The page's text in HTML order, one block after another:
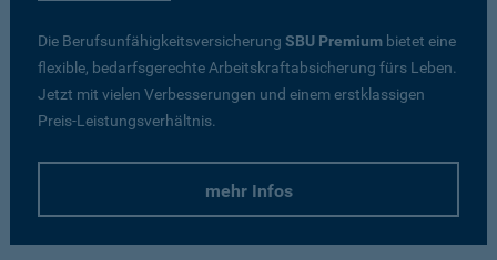
Die Berufsunfähigkeitsversicherung SBU Premium bietet eine
flexible, bedarfsgerechte Arbeitskraftabsicherung fürs Leben.
Jetzt mit vielen Verbesserungen und einem erstklassigen
Preis-Leistungsverhältnis.
mehr Infos